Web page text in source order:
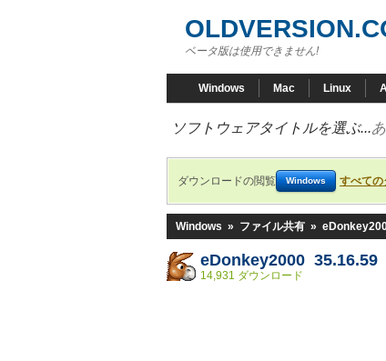
ベータ版は使用できません!
Windows Mac Linux
ソフトウェアタイトルを選ぶ...
ダウンロードの閲覧 Windows すべての
Windows » ファイル共有 »
eDonkey2000 35.16.59
14,931 ダウンロード